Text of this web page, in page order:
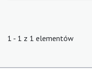
1 - 1 z 1 elementów